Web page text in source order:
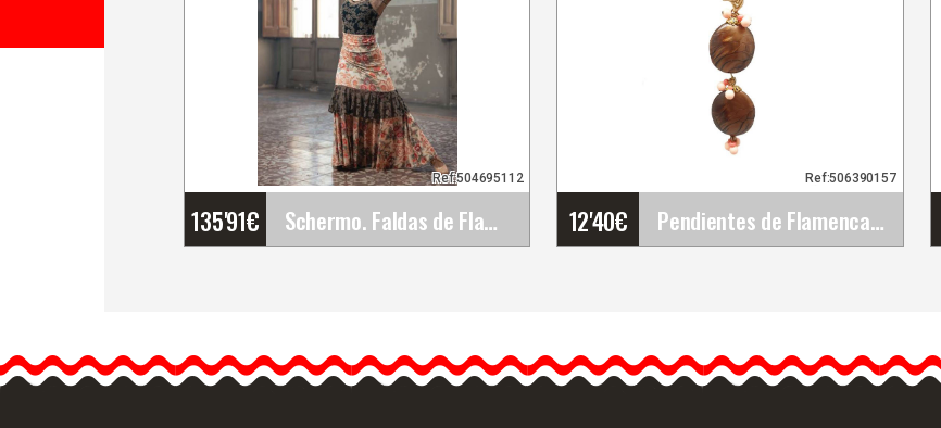
135'91€ Schermo. Faldas de Flamenco Davedans
Ref:504695112
Falda larga con fajín.
Entallado en cadera.
12'40€ Pendientes de Flamenca y Fiesta
Ref:506390157
Os presentamos
pendientes de flamenca